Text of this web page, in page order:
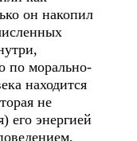
он накопил
по морально-
находится
не
его энергией